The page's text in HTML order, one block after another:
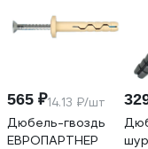
565 ₽14.13 ₽/шт
Дюбель-гвоздь
ЕВРОПАРТНЕР